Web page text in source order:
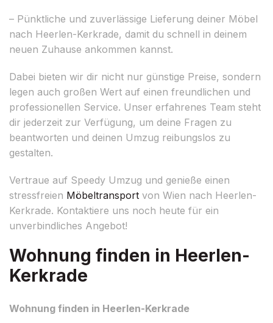
– Pünktliche und zuverlässige Lieferung deiner Möbel
nach Heerlen-Kerkrade, damit du schnell in deinem
neuen Zuhause ankommen kannst.
Dabei bieten wir dir nicht nur günstige Preise, sondern
legen auch großen Wert auf einen freundlichen und
professionellen Service. Unser erfahrenes Team steht
dir jederzeit zur Verfügung, um deine Fragen zu
beantworten und deinen Umzug reibungslos zu
gestalten.
Vertraue auf Speedy Umzug und genieße einen
stressfreien Möbeltransport von Wien nach Heerlen-
Kerkrade. Kontaktiere uns noch heute für ein
unverbindliches Angebot!
Wohnung finden in Heerlen-
Kerkrade
Wohnung finden in Heerlen-Kerkrade